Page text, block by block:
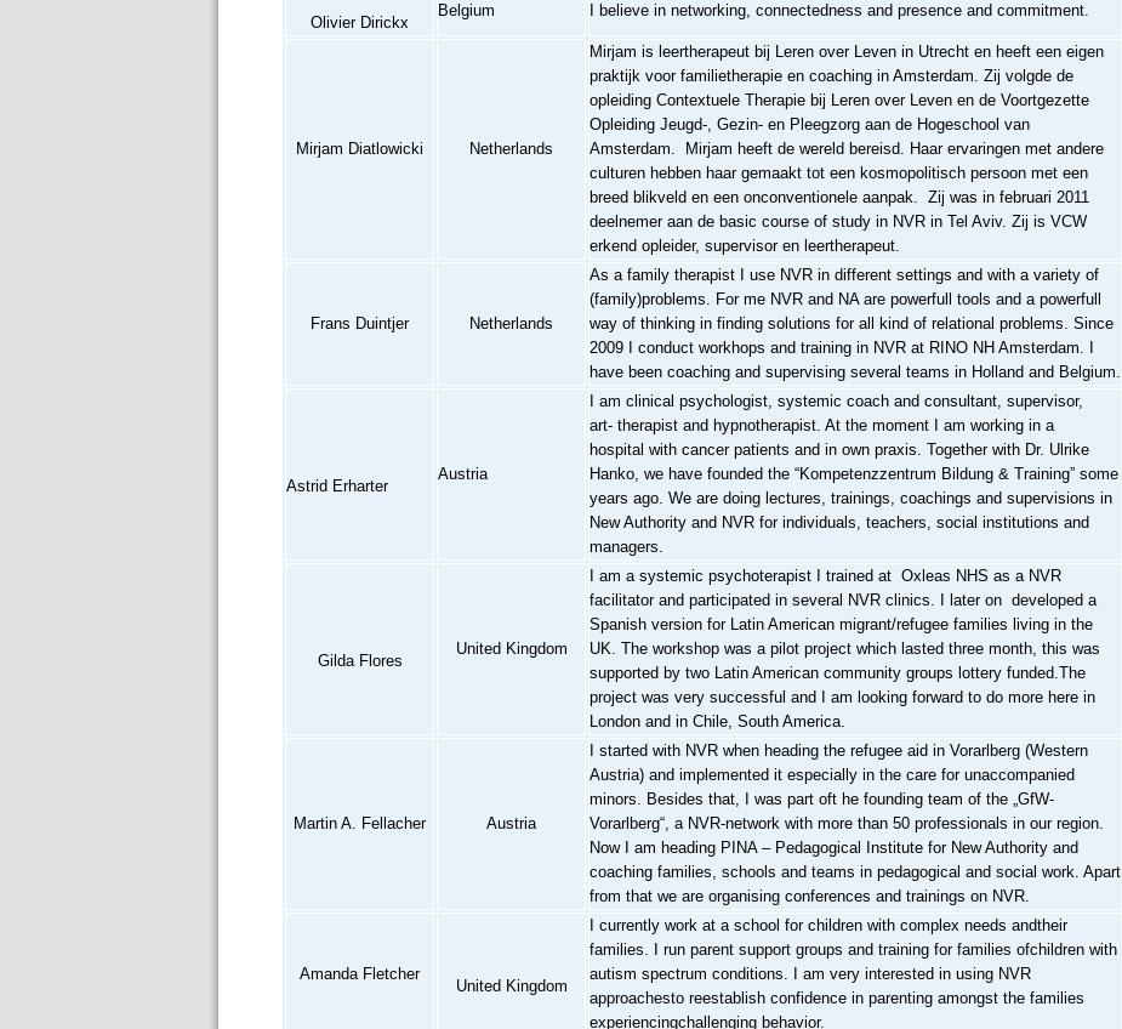
Olivier Dirickx
Belgium I believe in networking, connectedness and presence and commitment.
Mirjam Diatlowicki Netherlands
Mirjam is leertherapeut bij Leren over Leven in Utrecht en heeft een eigen
praktijk voor familietherapie en coaching in Amsterdam. Zij volgde de
opleiding Contextuele Therapie bij Leren over Leven en de Voortgezette
Opleiding Jeugd-, Gezin- en Pleegzorg aan de Hogeschool van
Amsterdam. Mirjam heeft de wereld bereisd. Haar ervaringen met andere
culturen hebben haar gemaakt tot een kosmopolitisch persoon met een
breed blikveld en een onconventionele aanpak. Zij was in februari 2011
deelnemer aan de basic course of study in NVR in Tel Aviv. Zij is VCW
erkend opleider, supervisor en leertherapeut.
Frans Duintjer Netherlands
As a family therapist I use NVR in different settings and with a variety of
(family)problems. For me NVR and NA are powerfull tools and a powerfull
way of thinking in finding solutions for all kind of relational problems. Since
2009 I conduct workhops and training in NVR at RINO NH Amsterdam. I
have been coaching and supervising several teams in Holland and Belgium.
Astrid Erharter
Austria
I am clinical psychologist, systemic coach and consultant, supervisor,
art- therapist and hypnotherapist. At the moment I am working in a
hospital with cancer patients and in own praxis. Together with Dr. Ulrike
Hanko, we have founded the “Kompetenzzentrum Bildung & Training” some
years ago. We are doing lectures, trainings, coachings and supervisions in
New Authority and NVR for individuals, teachers, social institutions and
managers.
Gilda Flores
United Kingdom
I am a systemic psychoterapist I trained at Oxleas NHS as a NVR
facilitator and participated in several NVR clinics. I later on developed a
Spanish version for Latin American migrant/refugee families living in the
UK. The workshop was a pilot project which lasted three month, this was
supported by two Latin American community groups lottery funded.The
project was very successful and I am looking forward to do more here in
London and in Chile, South America.
Martin A. Fellacher Austria
I started with NVR when heading the refugee aid in Vorarlberg (Western
Austria) and implemented it especially in the care for unaccompanied
minors. Besides that, I was part oft he founding team of the „GfW-
Vorarlberg“, a NVR-network with more than 50 professionals in our region.
Now I am heading PINA – Pedagogical Institute for New Authority and
coaching families, schools and teams in pedagogical and social work. Apart
from that we are organising conferences and trainings on NVR.
Amanda Fletcher
United Kingdom
I currently work at a school for children with complex needs andtheir
families. I run parent support groups and training for families ofchildren with
autism spectrum conditions. I am very interested in using NVR
approachesto reestablish confidence in parenting amongst the families
experiencingchallenging behavior.